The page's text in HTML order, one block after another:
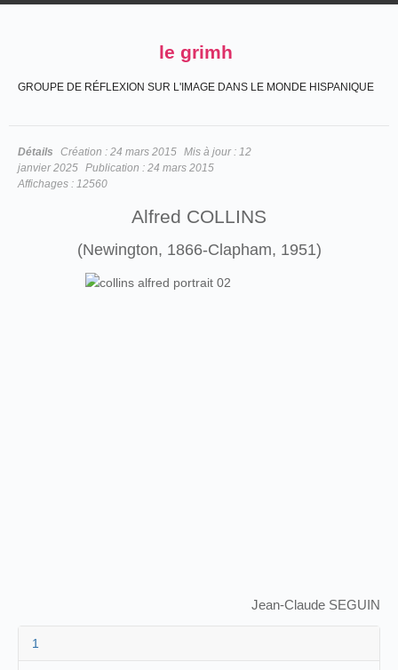
le grimh
GROUPE DE RÉFLEXION SUR L'IMAGE DANS LE MONDE HISPANIQUE
Détails Création : 24 mars 2015 Mis à jour : 12
janvier 2025 Publication : 24 mars 2015
Affichages : 12560
Alfred COLLINS
(Newington, 1866-Clapham, 1951)
Jean-Claude SEGUIN
1